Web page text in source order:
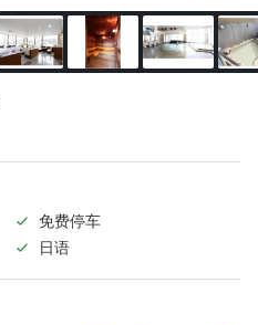
免费停车
日语